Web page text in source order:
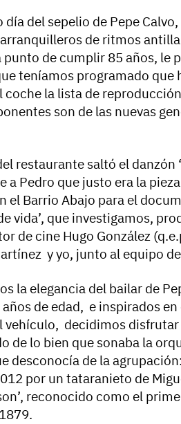
del sepelio de Pepe
de ritmos
punto de cumplir 85 años, le
teníamos programado que
coche la lista de
son de las nuevas
restaurante saltó el danzón
a Pedro que justo era la
el Barrio Abajo para el
vida’, que investigamos,
de cine Hugo González
y yo, junto al equipo
la elegancia del bailar de
de edad, e inspirados
vehículo, decidimos
de lo bien que sonaba la
desconocía de la
por un tataranieto de
reconocido como el